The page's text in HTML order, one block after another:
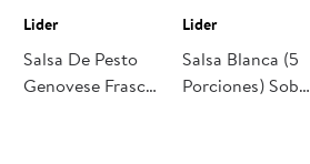
Lider
Salsa De Pesto
Genovese Frasco
Lider
Salsa Blanca (5
Porciones) Sobre